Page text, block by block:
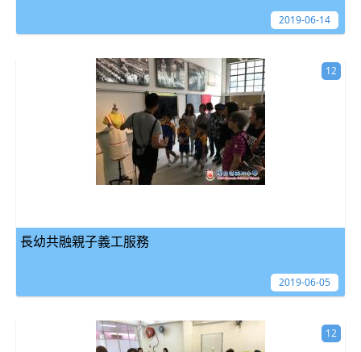
2019-06-14
長幼共融親子義工服務
12
2019-06-05
12